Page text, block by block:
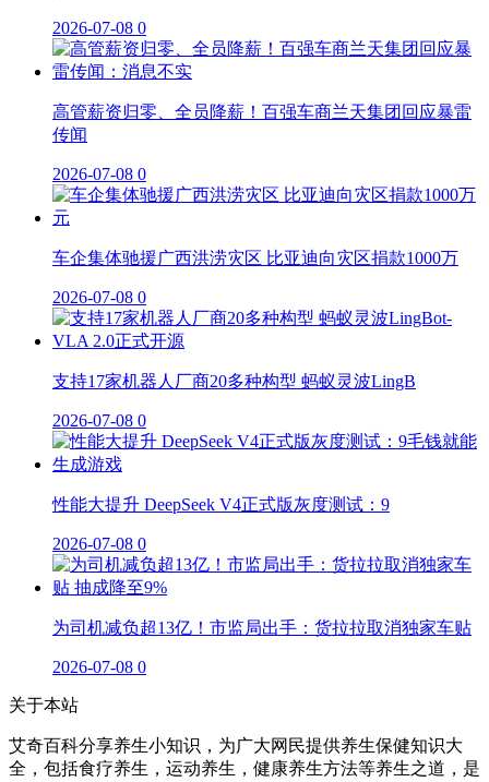
2026-07-08 0
高管薪资归零、全员降薪！百强车商兰天集团回应暴雷
传闻
2026-07-08 0
车企集体驰援广西洪涝灾区 比亚迪向灾区捐款1000万
2026-07-08 0
支持17家机器人厂商20多种构型 蚂蚁灵波LingB
2026-07-08 0
性能大提升 DeepSeek V4正式版灰度测试：9
2026-07-08 0
为司机减负超13亿！市监局出手：货拉拉取消独家车贴
2026-07-08 0
关于本站
艾奇百科分享养生小知识，为广大网民提供养生保健知识大
全，包括食疗养生，运动养生，健康养生方法等养生之道，是